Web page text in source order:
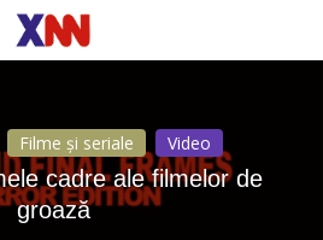
Filme și seriale Video
cadre ale filmelor de
groază